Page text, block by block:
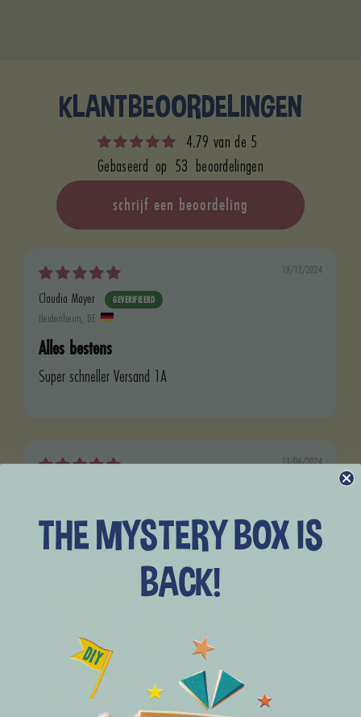
KLANTBEOORDELINGEN
4.79 van de 5
Gebaseerd op 53 beoordelingen
schrijf een beoordeling
19/12/2024
Claudia Mayer
Heidenheim, DE
Alles bestens
Super schneller Versand 1A
13/06/2024
THE MYSTERY BOX IS
BACK!